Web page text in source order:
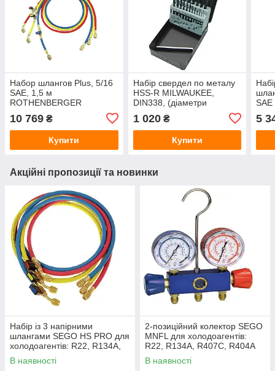
Набор шлангов Plus, 5/16
SAE, 1,5 м
ROTHENBERGER
10 769 ₴
Купити
Набір свердел по металу
HSS-R MILWAUKEE,
DIN338, (діаметри
1/1,5/2/2,5/3/3,5/4/4,5/5/5,5/6
/6,5/7/7,5/8/8,5/9/9,5/10мм)
(19шт) м
1 020₴
Купити
5
Акційні пропозиції та новинки
Набір із 3 напірними
шлангами SEGO HS PRO для
холодоагентів: R22, R134A,
R407C, R404A SUPER-EGO
1500001407
В наявності
2-позиційний колектор SEGO
MNFL для холодоагентів:
R22, R134A, R407C, R404A
SUPER-EGO 1500002235
В наявності